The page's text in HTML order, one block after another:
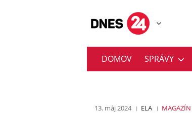
DOMOV SPRÁVY
13. máj 2024 ELA MAGAZÍN